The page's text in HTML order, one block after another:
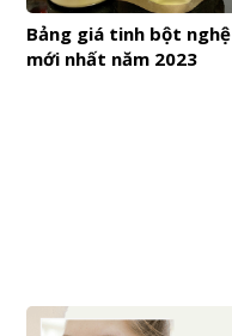
Bảng giá tinh bột nghệ
mới nhất năm 2023